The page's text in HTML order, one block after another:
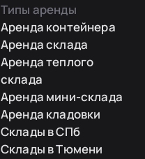
Типы аренды
Аренда контейнера
Аренда склада
Аренда теплого
склада
Аренда мини-склада
Аренда кладовки
Склады в СПб
Склады в Тюмени